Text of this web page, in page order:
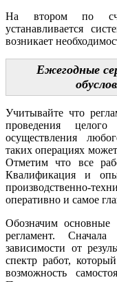
На втором по
устанавливается
возникает
Ежегодные
Учитывайте что
проведения
осуществления
таких операциях
Отметим что все
Квалификация и
производственно-
оперативно и самое
Обозначим основные
регламент.
зависимости от
спектр работ,
возможность